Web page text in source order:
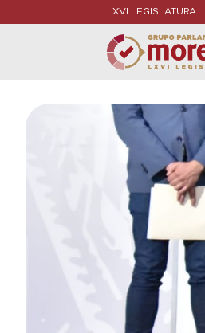
LXVI LEGISLATURA